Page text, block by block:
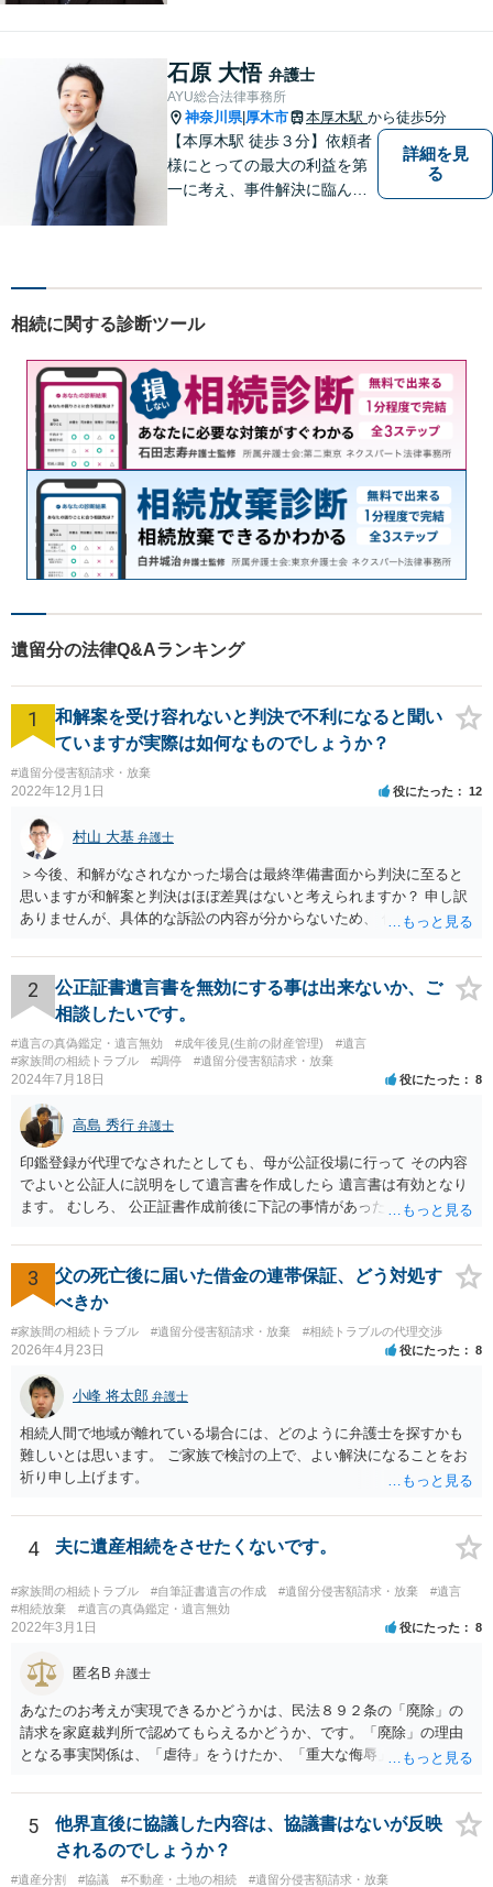
石原 大悟 弁護士
AYU総合法律事務所
神奈川県| 厚木市 本厚木駅 から徒歩5分
【本厚木駅 徒歩３分】依頼者
様にとっての最大の利益を第
一に考え、事件解決に臨んで
所を目指しております。
詳細を見
る
相続に関する診断ツール
遺留分の法律Q&Aランキング
1
和解案を受け容れないと判決で不利になると聞い
ていますが実際は如何なものでしょうか？
#遺留分侵害額請求・放棄
2022年12月1日 役にたった 12
村山 大基 弁護士
＞今後、和解がなされなかった場合は最終準備書面から判決に至ると
思いますが和解案と判決はほぼ差異はないと考えられますか？ 申し訳
ありませんが、具体的な訴訟の内容が分からないため、 何とも回答が
わかっている代理人弁護士に聞くか、 訴訟資料を持って面談相談に行
ってみましょう。 その上で、一般論として回答するなら、和解案と判
決は（ケースによって程度の差はあっても）食い違うことが多いで
す。 金額は適当ですが、例えば判決で１００万円支払え、という結論
になりそうな場合、 そのまま１００万円を和解案として提示しても、
判決と変わらないなら払う側としてはあまり和解に応じようという気
のまま判決で１００万円支払いとなるより、７０万円でまとめた方が
マシ」ということで、 合意の可能性が出てきます。 応じるかどうか
は、判決になったらどうなりそうか、という点についての検討が不可
欠ですので、 初めに述べた通り、代理人と相談するか、資料を持って
面談相談に行ってみることをお勧めします。
2
公正証書遺言書を無効にする事は出来ないか、ご
相談したいです。
#遺言の真偽鑑定・遺言無効 #成年後見(生前の財産管理)
#遺言
#家族間の相続トラブル
#調停 #遺留分侵害額請求・放棄
2024年7月18日 役にたった 8
高島 秀行 弁護士
印鑑登録が代理でなされたとしても、母が公証役場に行って その内容
でよいと公証人に説明をして遺言書を作成したら 遺言書は有効となり
ます。 むしろ、 公正証書作成前後に下記の事情があったことが証明で
月に携帯が新しくなった母からの第一声は「ここにいたら殺される」
「面会に来てくれ」で、長男に聞くと「面会は出来ない。俺は携帯電
話の使い方を教える為に会っている」「母の話は聞かなくて良い」と
電話が切れました。その後の電話でも「食事に毒が入っている」「体
にチップが埋められている」等、おかしかったです。 当時の診療記
録、介護認定の資料、介護記録を取得して 弁護士に面談で相談された
方がよいと思います。
3
父の死亡後に届いた借金の連帯保証、どう対処す
べきか
#家族間の相続トラブル #遺留分侵害額請求・放棄 #相続トラブルの代理交渉
2026年4月23日 役にたった 8
小峰 将太郎 弁護士
相続人間で地域が離れている場合には、どのように弁護士を探すかも
難しいとは思います。 ご家族で検討の上で、よい解決になることをお
祈り申し上げます。
4 夫に遺産相続をさせたくないです。
#家族間の相続トラブル #自筆証書遺言の作成 #遺留分侵害額請求・放棄
#遺言
#相続放棄
#遺言の真偽鑑定・遺言無効
2022年3月1日 役にたった 8
匿名B 弁護士
あなたのお考えが実現できるかどうかは、民法８９２条の「廃除」の
請求を家庭裁判所で認めてもらえるかどうか、です。「廃除」の理由
となる事実関係は、「虐待」をうけたか、「重大な侮辱」を受けた
「廃除」は遺言でも可能です（民法８９３条）。 弁護士に具体的な事
情を話して相談して、「廃除」が可能か、実際に法律相談を受けるこ
とをお勧めします。
5
他界直後に協議した内容は、協議書はないが反映
されるのでしょうか？
#遺産分割 #協議 #不動産・土地の相続
#遺留分侵害額請求・放棄